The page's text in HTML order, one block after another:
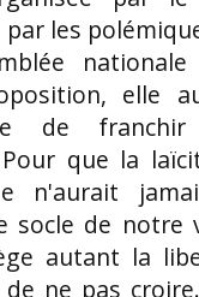
les
elle
de
que la
n'aurait
socle de notre
autant la
ne pas